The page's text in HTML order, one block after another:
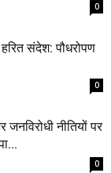
0
हरित संदेश: पौधरोपण
0
जनविरोधी नीतियों पर
0